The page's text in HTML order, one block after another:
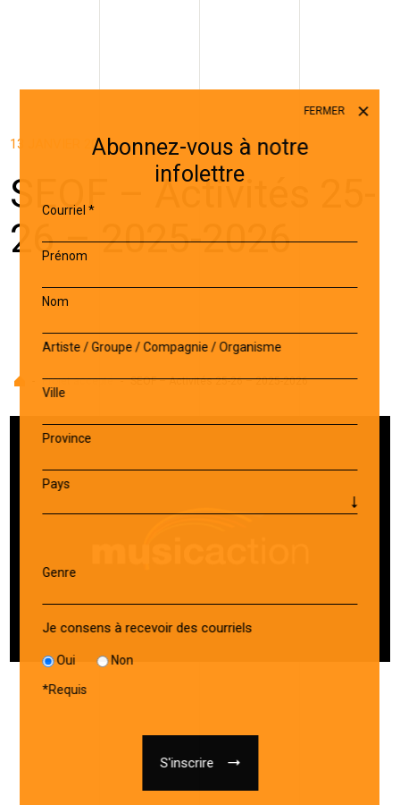
13 JANVIER 2026
SEOF – Activités 25-
26 – 2025-2026
AccueilProjet accepté - SEOF – Activités 25-26 – 2025-2026
FERMER
Abonnez-vous à notre
infolettre
Courriel*
Prénom
Nom
Artiste / Groupe / Compagnie / Organisme
Ville
Province
Pays
Genre
Je consens à recevoir des courriels
Oui Non
*Requis